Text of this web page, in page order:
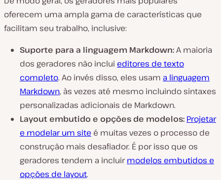
oferecem uma ampla gama de características que
facilitam seu trabalho, inclusive:
Suporte para a linguagem Markdown:A maioria
dos geradores não inclui editores de texto
completo. Ao invés disso, eles usam a linguagem
Markdown, às vezes até mesmo incluindo sintaxes
personalizadas adicionais de Markdown.
Layout embutido e opções de modelos: Projetar
e modelar um site é muitas vezes o processo de
construção mais desafiador. É por isso que os
geradores tendem a incluirmodelos embutidos e
opções de layout.